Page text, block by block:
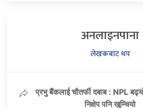
अनलाइनपाना
लेखकबाट थप
प्रभु बैंकलाई चौतर्फी दबाब : NPL
निक्षेप पनि खुम्चियो